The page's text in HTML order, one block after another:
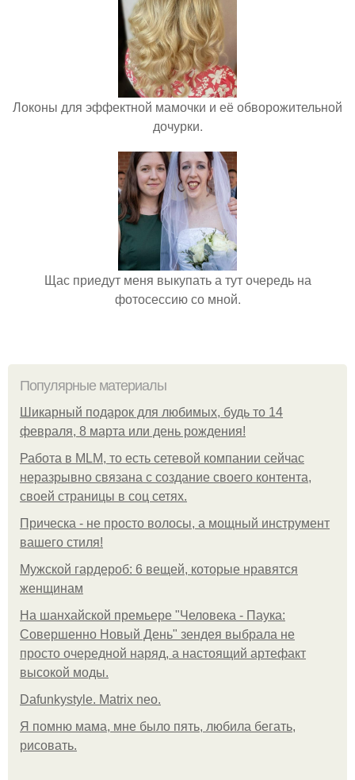
Локоны для эффектной мамочки и её обворожительной
дочурки.
Щас приедут меня выкупать а тут очередь на
фотосессию со мной.
Популярные материалы
Шикарный подарок для любимых, будь то 14
февраля, 8 марта или день рождения!
Работа в MLM, то есть сетевой компании сейчас
неразрывно связана с создание своего контента,
своей страницы в соц сетях.
Прическа - не просто волосы, а мощный инструмент
вашего стиля!
Мужской гардероб: 6 вещей, которые нравятся
женщинам
На шанхайской премьере "Человека - Паука:
Совершенно Новый День" зендея выбрала не
просто очередной наряд, а настоящий артефакт
высокой моды.
Dafunkystyle. Matrix neo.
Я помню мама, мне было пять, любила бегать,
рисовать.